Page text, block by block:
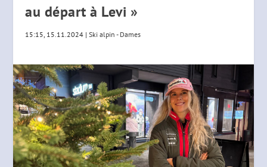
au départ à Levi »
15:15, 15.11.2024 |Ski alpin - Dames